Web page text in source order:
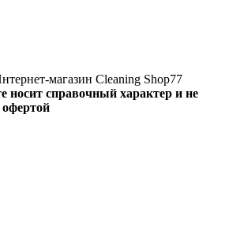
магазин Cleaning Shop77
носит справочный характер и не